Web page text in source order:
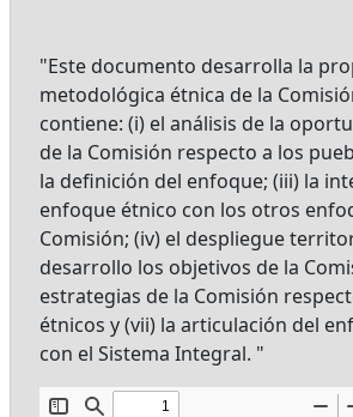
"Este documento desarrolla la
metodológica étnica de la
contiene: (i) el análisis de la
de la Comisión respecto a los
la definición del enfoque; (iii) la
enfoque étnico con los otros
Comisión; (iv) el despliegue
desarrollo los objetivos de la
estrategias de la Comisión
étnicos y (vii) la articulación del
con el Sistema Integral. "